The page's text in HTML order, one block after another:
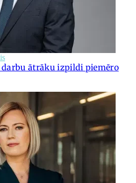
ātrāku izpildi piemēro